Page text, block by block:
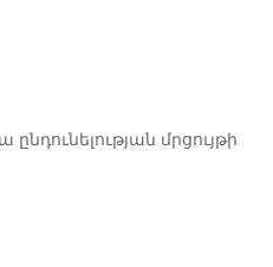
մրցույթի